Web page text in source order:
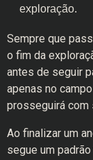
exploração.
Sempre que
o fim da
antes de seguir
apenas no
prosseguirá com
Ao finalizar um
segue um